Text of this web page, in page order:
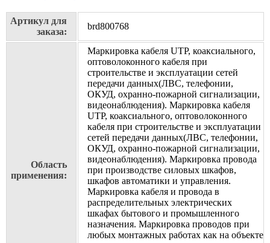
Артикул для
заказа:
brd800768
Область
применения:
Маркировка кабеля UTP, коаксиального,
оптоволоконного кабеля при
строительстве и эксплуатации сетей
передачи данных(ЛВС, телефонии,
ОКУД, охранно-пожарной сигнализации,
видеонаблюдения). Маркировка кабеля
UTP, коаксиального, оптоволоконного
кабеля при строительстве и эксплуатации
сетей передачи данных(ЛВС, телефонии,
ОКУД, охранно-пожарной сигнализации,
видеонаблюдения). Маркировка провода
при производстве силовых шкафов,
шкафов автоматики и управления.
Маркировка кабеля и провода в
распределительных электрических
шкафах бытового и промышленного
назначения. Маркировка проводов при
любых монтажных работах как на объекте